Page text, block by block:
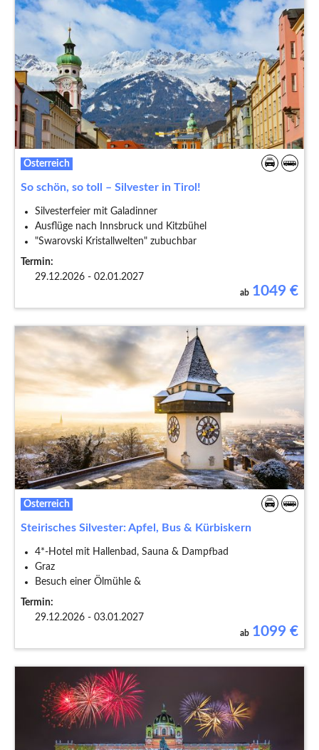
Österreich
So schön, so toll – Silvester in Tirol!
Silvesterfeier mit Galadinner
Ausflüge nach Innsbruck und Kitzbühel
"Swarovski Kristallwelten" zubuchbar
Termin:
29.12.2026 - 02.01.2027
ab 1049 €
Österreich
Steirisches Silvester: Apfel, Bus & Kürbiskern
4*-Hotel mit Hallenbad, Sauna & Dampfbad
Graz
Besuch einer Ölmühle &
Termin:
29.12.2026 - 03.01.2027
ab 1099 €